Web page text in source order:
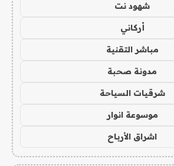
شهود نت
أركاني
مباشر التقنية
مدونة صحبة
شرقيات السياحة
موسوعة انوار
اشراق الأرباح